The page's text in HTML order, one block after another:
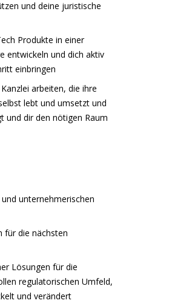
und deine juristische
Produkte in einer
entwickeln und dich aktiv
einbringen
arbeiten, die ihre
lebt und umsetzt und
und dir den nötigen Raum
unternehmerischen
für die nächsten
Lösungen für die
regulatorischen Umfeld,
und verändert